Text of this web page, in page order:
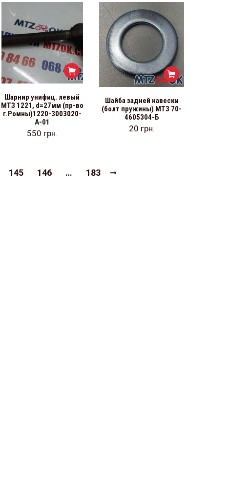
Шарнир унифиц. левый
МТЗ 1221, d=27мм (пр-во
г.Ромны)1220-3003020-
А-01
550 грн.
Шайба задней навески
(болт пружины) МТЗ 70-
4605304-Б
20 грн.
145 146 … 183